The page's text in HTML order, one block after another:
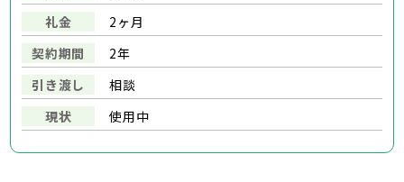
礼金
2ヶ月
契約期間
2年
引き渡し
相談
現状
使用中